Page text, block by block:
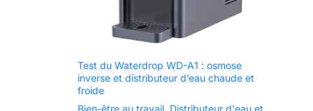
frontal supporte le
démontage et le
nettoyage. Certifié
CA65, ENERGY
STAR, sans danger
Amazon en recherchant «
B0F1CJPX5H ».
Test du Waterdrop WD-A1 : osmose
inverse et distributeur d’eau chaude et
froide
Bien-être au travail, Distributeur d'eau et